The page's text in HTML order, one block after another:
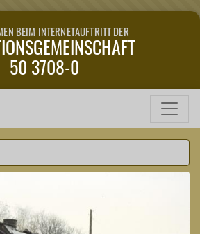
BEIM INTERNETAUFTRITT DER
50 3708-0